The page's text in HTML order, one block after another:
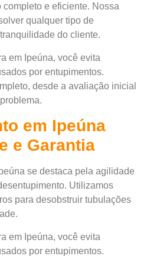
e eficiente. Nossa
qualquer tipo de
do cliente.
em Ipeúna, você evita
por entupimentos.
desde a avaliação inicial
em Ipeúna
e Garantia
se destaca pela agilidade
Utilizamos
para desobstruir tubulações
em Ipeúna, você evita
por entupimentos.